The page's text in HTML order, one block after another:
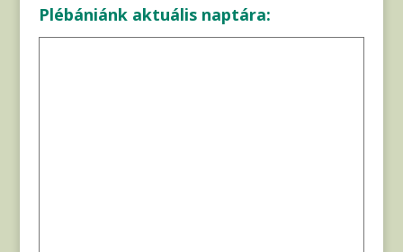
Plébániánk aktuális naptára: